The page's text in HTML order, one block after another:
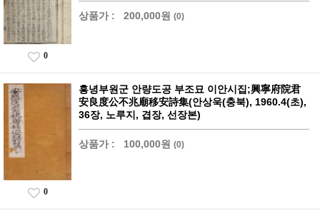
상품가 : 200,000원 (0)
0
흥녕부원군 안량도공 부조묘 이안시집;興寧府院君
安良度公不兆廟移安詩集(안상욱(충북), 1960.4(초),
36장, 노루지, 겹장, 선장본)
상품가 : 100,000원 (0)
0